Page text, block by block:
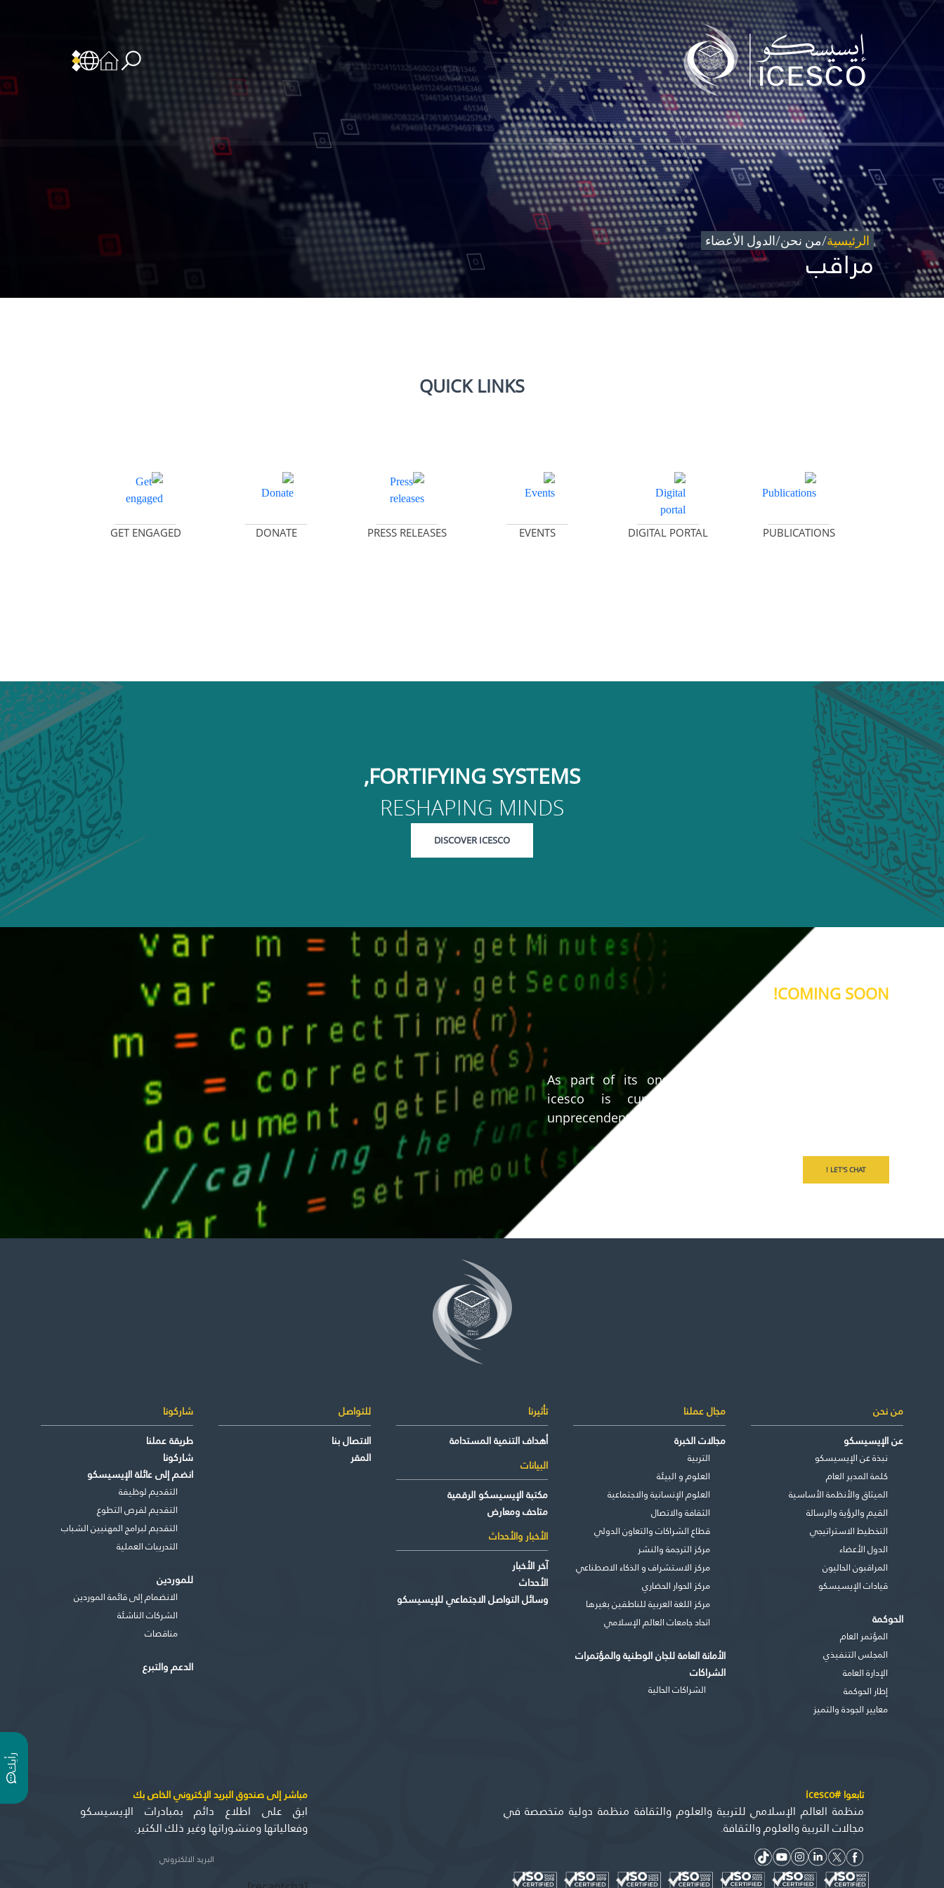
من نحن
مجال عملنا
تأثيرنا
البيانات
المركز الإعلامي
للتواصل
شاركونا
©حقوق الطبع والنشر للإيسيسكو. جميع الحقوق محفوظة. سياسة الخصوصية
ر
أ
ي
ك
غير راض للغاية راض لأقصى درجة
الرئيسية/من نحن/الدول الأعضاء
مراقب
QUICK LINKS
PUBLICATIONS
DIGITAL PORTAL
EVENTS
PRESS RELEASES
DONATE
GET ENGAGED
FORTIFYING SYSTEMS,
RESHAPING MINDS
DISCOVER ICESCO
COMING SOON!
As part of its ongoing digital transformation efforts,
icesco is currently working to implement the
unprecendented open-AI APIs to provide you with a
LET'S CHAT !
من نحن
عن الإيسيسكو
نبذة عن الإيسيسكو
كلمة المدير العام
الميثاق والأنظمة الأساسية
القيم والرؤية والرسالة
التخطيط الاستراتيجي
الدول الأعضاء
المراقبون الحاليون
قيادات الإيسيسكو
الحوكمة
المؤتمر العام
المجلس التنفيذي
اﻹدارة العامة
إطار الحوكمة
معايير الجودة والتميز
مجال عملنا
مجالات الخبرة
التربية
العلوم و البيئة
العلوم الإنسانية والاجتماعية
الثقافة والاتصال
قطاع الشراكات والتعاون الدولي
مركز الترجمة والنشر
مركز الاستشراف و الذكاء الاصطناعي
مركز الحوار الحضاري
مركز اللغة العربية للناطقين بغيرها
اتحاد جامعات العالم الإسلامي
الأمانة العامة للجان الوطنية والمؤتمرات
الشراكات
الشراكات الحالية
تأثيرنا
أهداف التنمية المستدامة
البيانات
مكتبة الإيسيسكو الرقمية
متاحف ومعارض
الأخبار والأحداث
آخر الأخبار
الأحداث
وسائل التواصل الاجتماعي للإيسيسكو
للتواصل
الاتصال بنا
المقر
شاركونا
طريقة عملنا
شاركونا
انضم إلى عائلة الإيسيسكو
التقديم لوظيفة
التقديم لفرص التطوع
التقديم لبرامج المهنيين الشباب
التدريبات العملية
للموردين
الانضمام إلى قائمة الموردين
الشركات الناشئة
مناقصات
الدعم والتبرع
تابعوا #icesco
منظمة العالم الإسلامي للتربية والعلوم والثقافة منظمة دولية متخصصة في
مجالات التربية والعلوم والثقافة.
مباشر إلى صندوق البريد الإكتروني الخاص بك
ابق على اطلاع دائم بمبادرات الإيسيسكو
وفعالياتها ومنشوراتها وغير ذلك الكثير.